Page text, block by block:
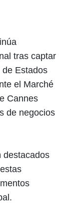
tras captar
de Estados
el Marché
Cannes
de negocios
destacados